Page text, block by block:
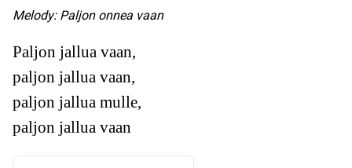
Melody: Paljon onnea vaan
Paljon jallua vaan,
paljon jallua vaan,
paljon jallua mulle,
paljon jallua vaan